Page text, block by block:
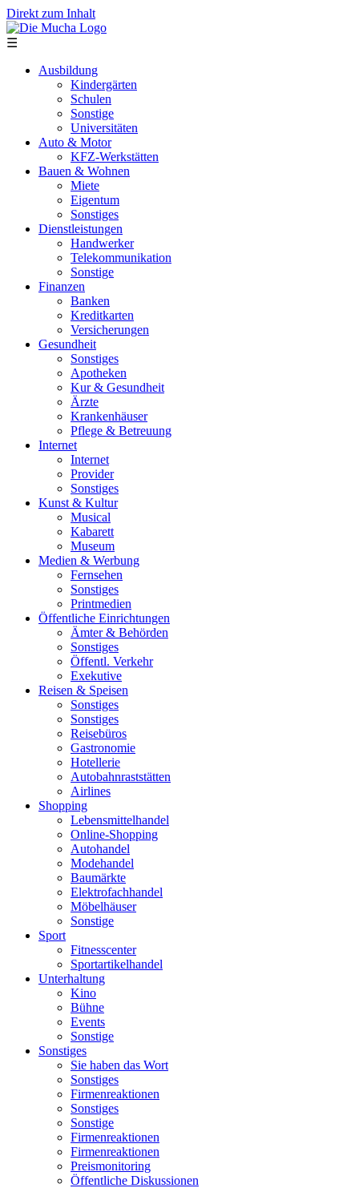
Direkt zum Inhalt
☰
Ausbildung
Kindergärten
Schulen
Sonstige
Universitäten
Auto & Motor
KFZ-Werkstätten
Bauen & Wohnen
Miete
Eigentum
Sonstiges
Dienstleistungen
Handwerker
Telekommunikation
Sonstige
Finanzen
Banken
Kreditkarten
Versicherungen
Gesundheit
Sonstiges
Apotheken
Kur & Gesundheit
Ärzte
Krankenhäuser
Pflege & Betreuung
Internet
Internet
Provider
Sonstiges
Kunst & Kultur
Musical
Kabarett
Museum
Medien & Werbung
Fernsehen
Sonstiges
Printmedien
Öffentliche Einrichtungen
Ämter & Behörden
Sonstiges
Öffentl. Verkehr
Exekutive
Reisen & Speisen
Sonstiges
Sonstiges
Reisebüros
Gastronomie
Hotellerie
Autobahnraststätten
Airlines
Shopping
Lebensmittelhandel
Online-Shopping
Autohandel
Modehandel
Baumärkte
Elektrofachhandel
Möbelhäuser
Sonstige
Sport
Fitnesscenter
Sportartikelhandel
Unterhaltung
Kino
Bühne
Events
Sonstige
Sonstiges
Sie haben das Wort
Sonstiges
Firmenreaktionen
Sonstiges
Sonstige
Firmenreaktionen
Firmenreaktionen
Preismonitoring
Öffentliche Diskussionen